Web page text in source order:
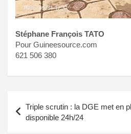
Stéphane François TATO
Pour Guineesource.com
621 506 380
de
Triple scrutin : la DGE met en
disponible 24h/24